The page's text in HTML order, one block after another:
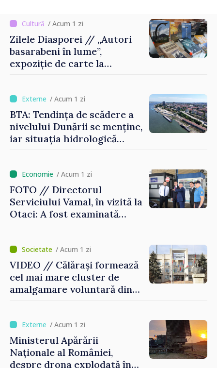
/ Acum 1 zi
Zilele Diasporei // „Autori
basarabeni în lume”,
expoziție de carte la
/ Acum 1 zi
BTA: Tendința de scădere a
nivelului Dunării se menține,
iar situația hidrologică
/ Acum 1 zi
FOTO // Directorul
Serviciului Vamal, în vizită la
Otaci: A fost examinată
performant/ Acum 1 zi
VIDEO // Călărași formează
cel mai mare cluster de
amalgamare voluntară din
finală
/ Acum 1 zi
Ministerul Apărării
Naționale al României,
despre drona explodată în